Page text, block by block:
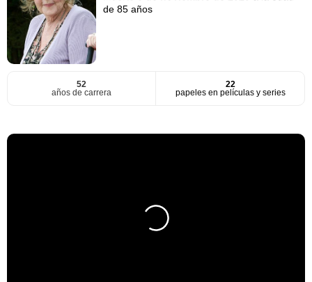
de 85 años
52
años de carrera
22
papeles en películas y series